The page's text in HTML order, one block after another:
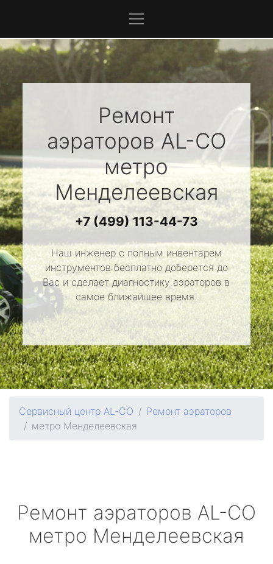
Ремонт
аэраторов AL-CO
метро
Менделеевская
+7 (499) 113-44-73
Наш инженер с полным инвентарем
инструментов бесплатно доберется до
Вас и сделает диагностику аэраторов в
самое ближайшее время.
Сервисный центр AL-CO
Ремонт аэраторов
метро Менделеевская
Ремонт аэраторов AL-CO
метро Менделеевская